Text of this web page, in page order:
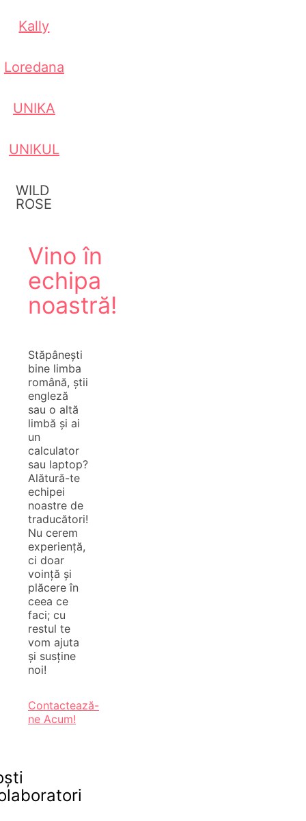
Kally
Loredana
UNIKA
UNIKUL
WILD
ROSE
Vino în
echipa
noastră!
Stăpânești
bine limba
română, știi
engleză
sau o altă
limbă și ai
un
calculator
sau laptop?
Alătură-te
echipei
noastre de
traducători!
Nu cerem
experiență,
ci doar
voință și
plăcere în
ceea ce
faci; cu
restul te
vom ajuta
și susține
noi!
Contactează-
ne Acum!